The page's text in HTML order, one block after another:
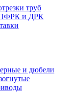
труб
ПФРК и ДРК
и дюбели